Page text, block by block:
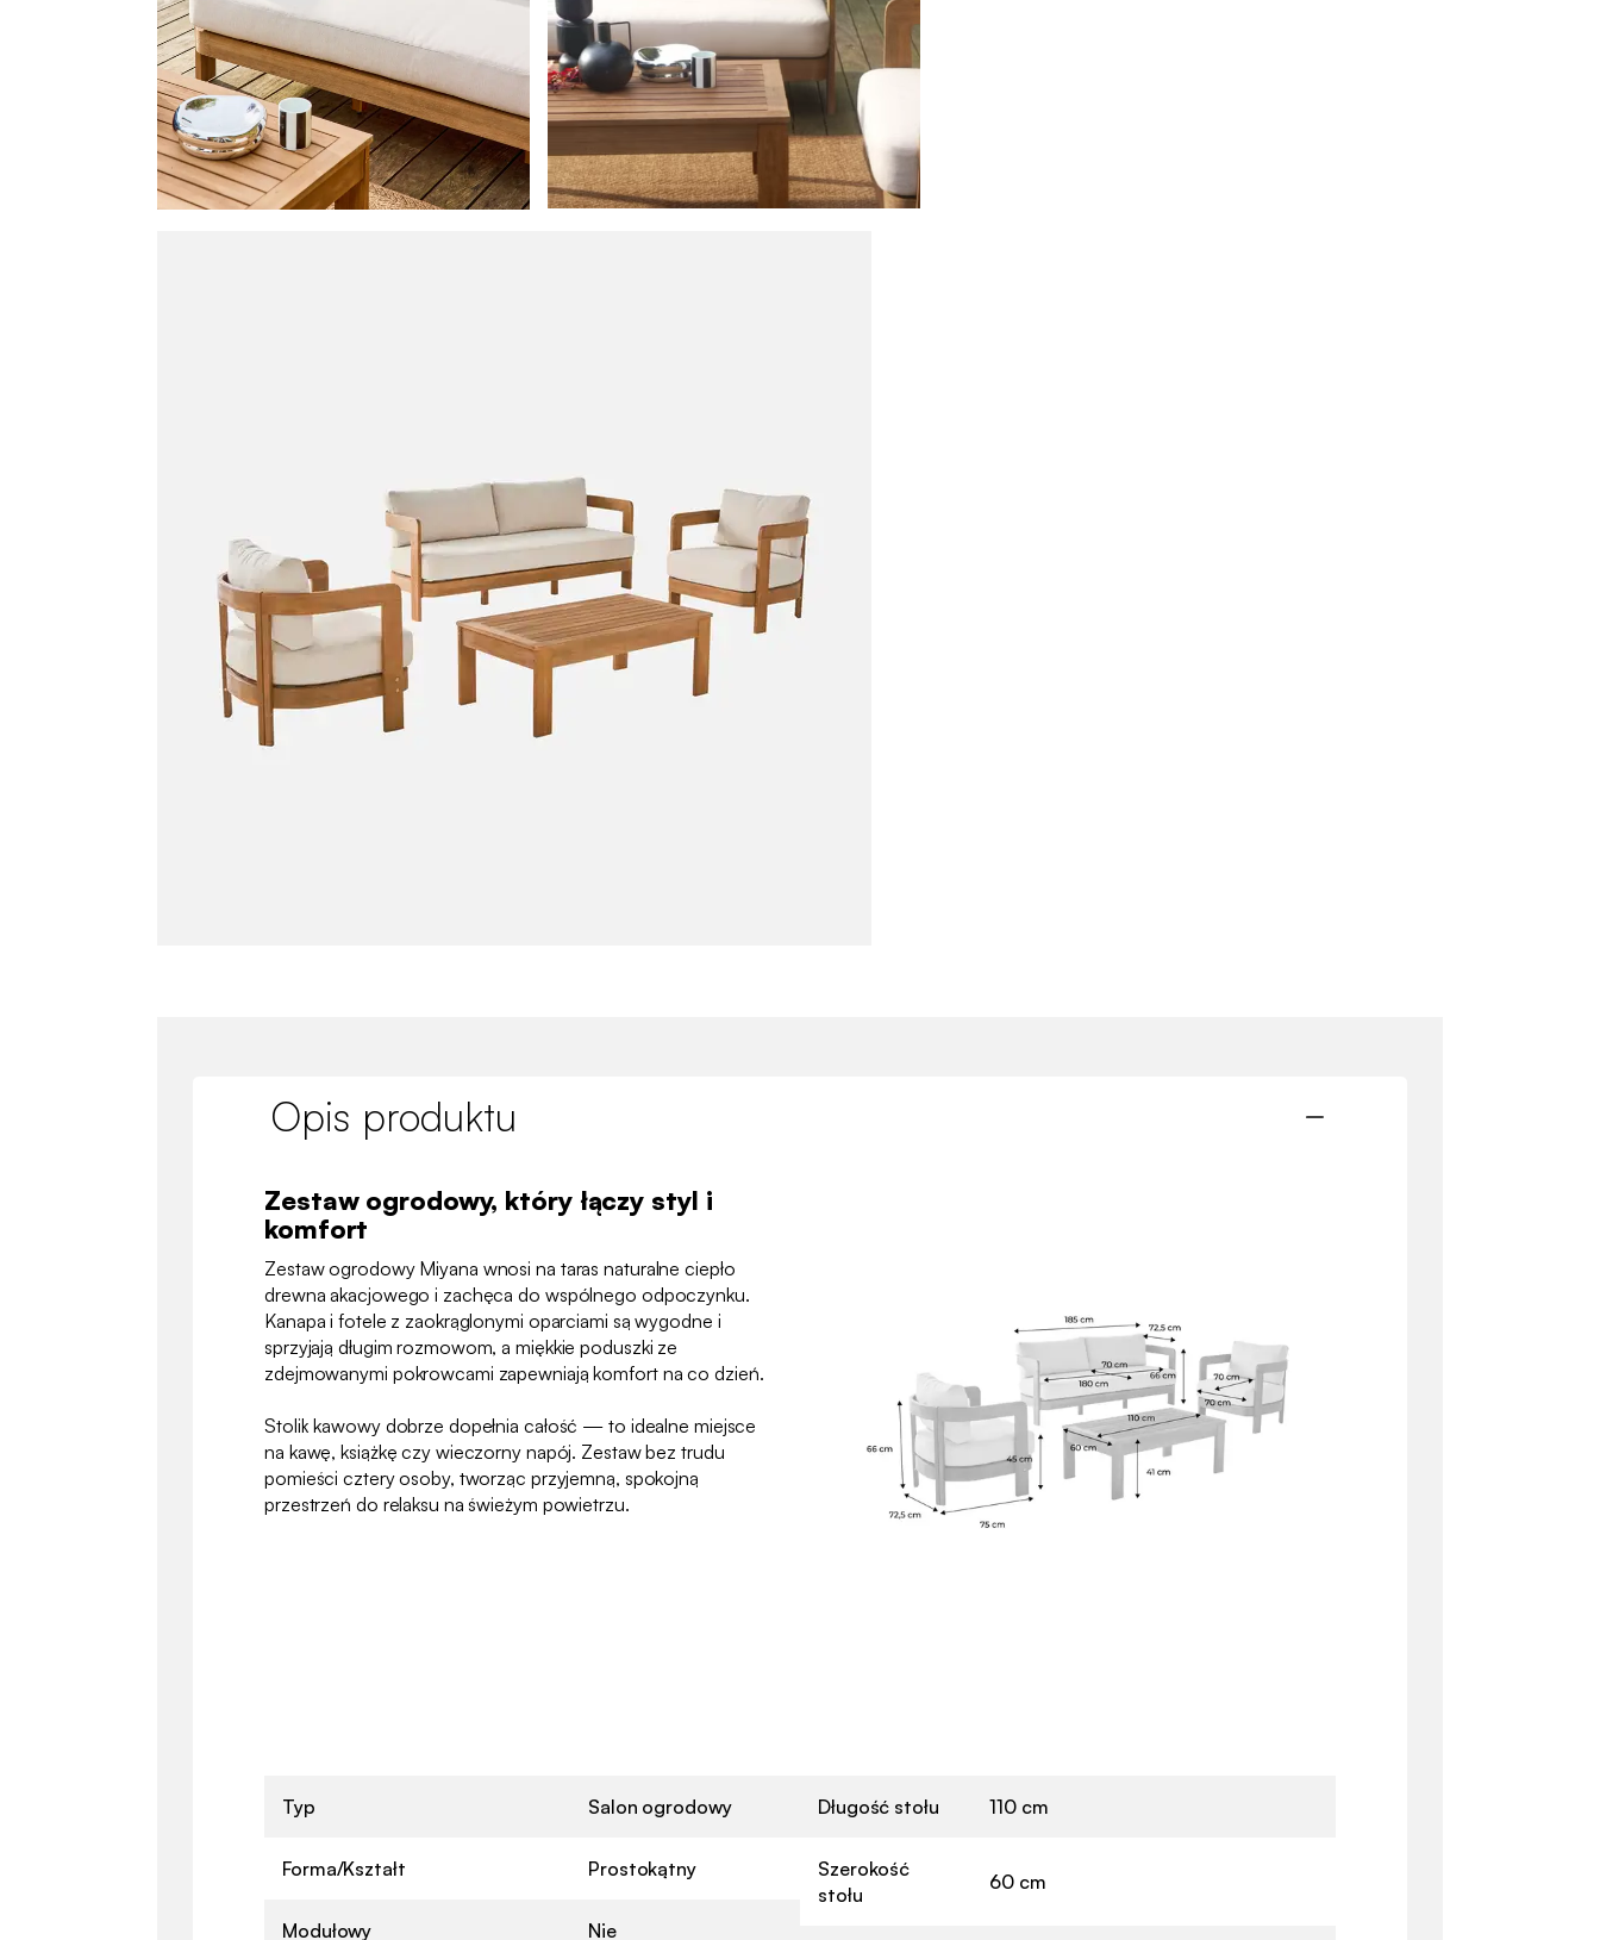
Opis produktu
Zestaw ogrodowy, który łączy styl i
komfort
Zestaw ogrodowy Miyana wnosi na taras naturalne ciepło
drewna akacjowego i zachęca do wspólnego odpoczynku.
Kanapa i fotele z zaokrąglonymi oparciami są wygodne i
sprzyjają długim rozmowom, a miękkie poduszki ze
zdejmowanymi pokrowcami zapewniają komfort na co dzień.
Stolik kawowy dobrze dopełnia całość — to idealne miejsce
na kawę, książkę czy wieczorny napój. Zestaw bez trudu
pomieści cztery osoby, tworząc przyjemną, spokojną
przestrzeń do relaksu na świeżym powietrzu.
Typ Salon ogrodowy
Forma/Kształt Prostokątny
Modułowy Nie
Długość stołu 110 cm
Szerokość
stołu
60 cm